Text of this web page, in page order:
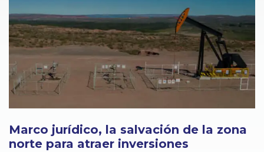
Marco jurídico, la salvación de la zona
norte para atraer inversiones